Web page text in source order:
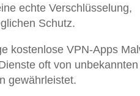
echte Verschlüsselung,
Schutz.
kostenlose VPN-Apps
oft von unbekannten
gewährleistet.